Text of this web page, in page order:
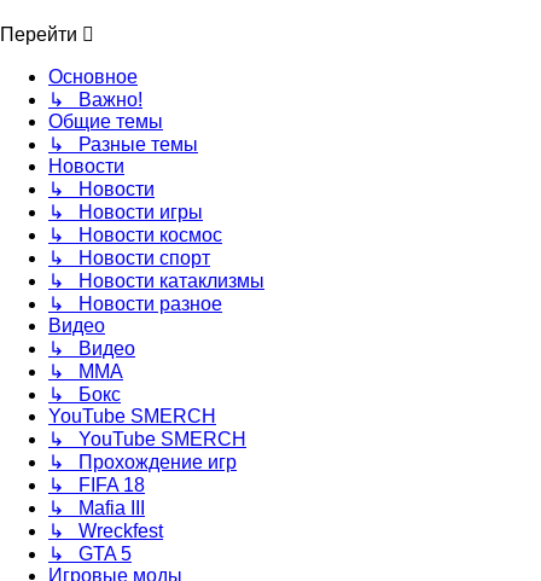
Перейти
Основное
↳ Важно!
Общие темы
↳ Разные темы
Новости
↳ Новости
↳ Новости игры
↳ Новости космос
↳ Новости спорт
↳ Новости катаклизмы
↳ Новости разное
Видео
↳ Видео
↳ ММА
↳ Бокс
YouTube SMERCH
↳ YouTube SMERCH
↳ Прохождение игр
↳ FIFA 18
↳ Mafia III
↳ Wreckfest
↳ GTA 5
Игровые моды